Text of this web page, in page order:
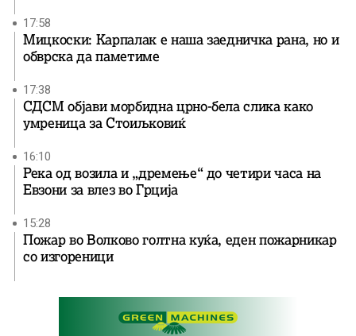
17:58
Мицкоски: Карпалак е наша заедничка рана, но и
обврска да паметиме
17:38
СДСМ објави морбидна црно-бела слика како
умреница за Стоиљковиќ
16:10
Река од возила и „дремење“ до четири часа на
Евзони за влез во Грција
15:28
Пожар во Волково голтна куќа, еден пожарникар
со изгореници